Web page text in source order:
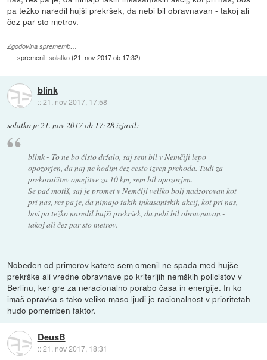
pa težko naredil hujši prekršek, da nebi bil obravnavan - takoj ali
čez par sto metrov.
Zgodovina sprememb…
spremenil:solatko(21. nov 2017 ob 17:32)
blink
::21. nov 2017, 17:58
solatko je21. nov 2017 ob 17:28izjavil:
blink - To ne bo čisto držalo, saj sem bil v Nemčiji lepo
opozorjen, da naj ne hodim čez cesto izven prehoda. Tudi za
prekoračitev omejitve za 10 km, sem bil opozorjen.
Se pač motiš, saj je promet v Nemčiji veliko bolj nadzorovan kot
pri nas, res pa je, da nimajo takih inkasantskih akcij, kot pri nas,
boš pa težko naredil hujši prekršek, da nebi bil obravnavan -
takoj ali čez par sto metrov.
Nobeden od primerov katere sem omenil ne spada med hujše
prekrške ali vredne obravnave po kriterijih nemških policistov v
Berlinu, ker gre za neracionalno porabo časa in energije. In ko
imaš opravka s tako veliko maso ljudi je racionalnost v prioritetah
hudo pomemben faktor.
DeusB
::21. nov 2017, 18:31